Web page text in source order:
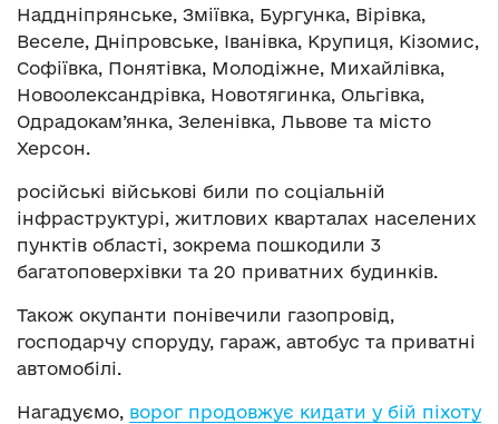
Наддніпрянське, Зміївка, Бургунка, Вірівка,
Веселе, Дніпровське, Іванівка, Крупиця, Кізомис,
Софіївка, Понятівка, Молодіжне, Михайлівка,
Новоолександрівка, Новотягинка, Ольгівка,
Одрадокам’янка, Зеленівка, Львове та місто
Херсон.
російські військові били по соціальній
інфраструктурі, житлових кварталах населених
пунктів області, зокрема пошкодили 3
багатоповерхівки та 20 приватних будинків.
Також окупанти понівечили газопровід,
господарчу споруду, гараж, автобус та приватні
автомобілі.
Нагадуємо, ворог продовжує кидати у бій піхоту